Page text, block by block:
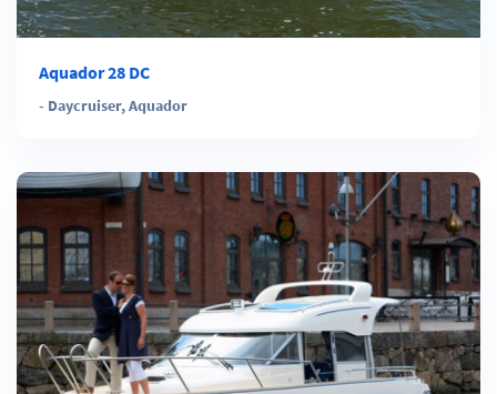
Aquador 28 DC
- Daycruiser,Aquador